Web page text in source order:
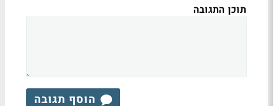
תוכן התגובה
הוסף תגובה